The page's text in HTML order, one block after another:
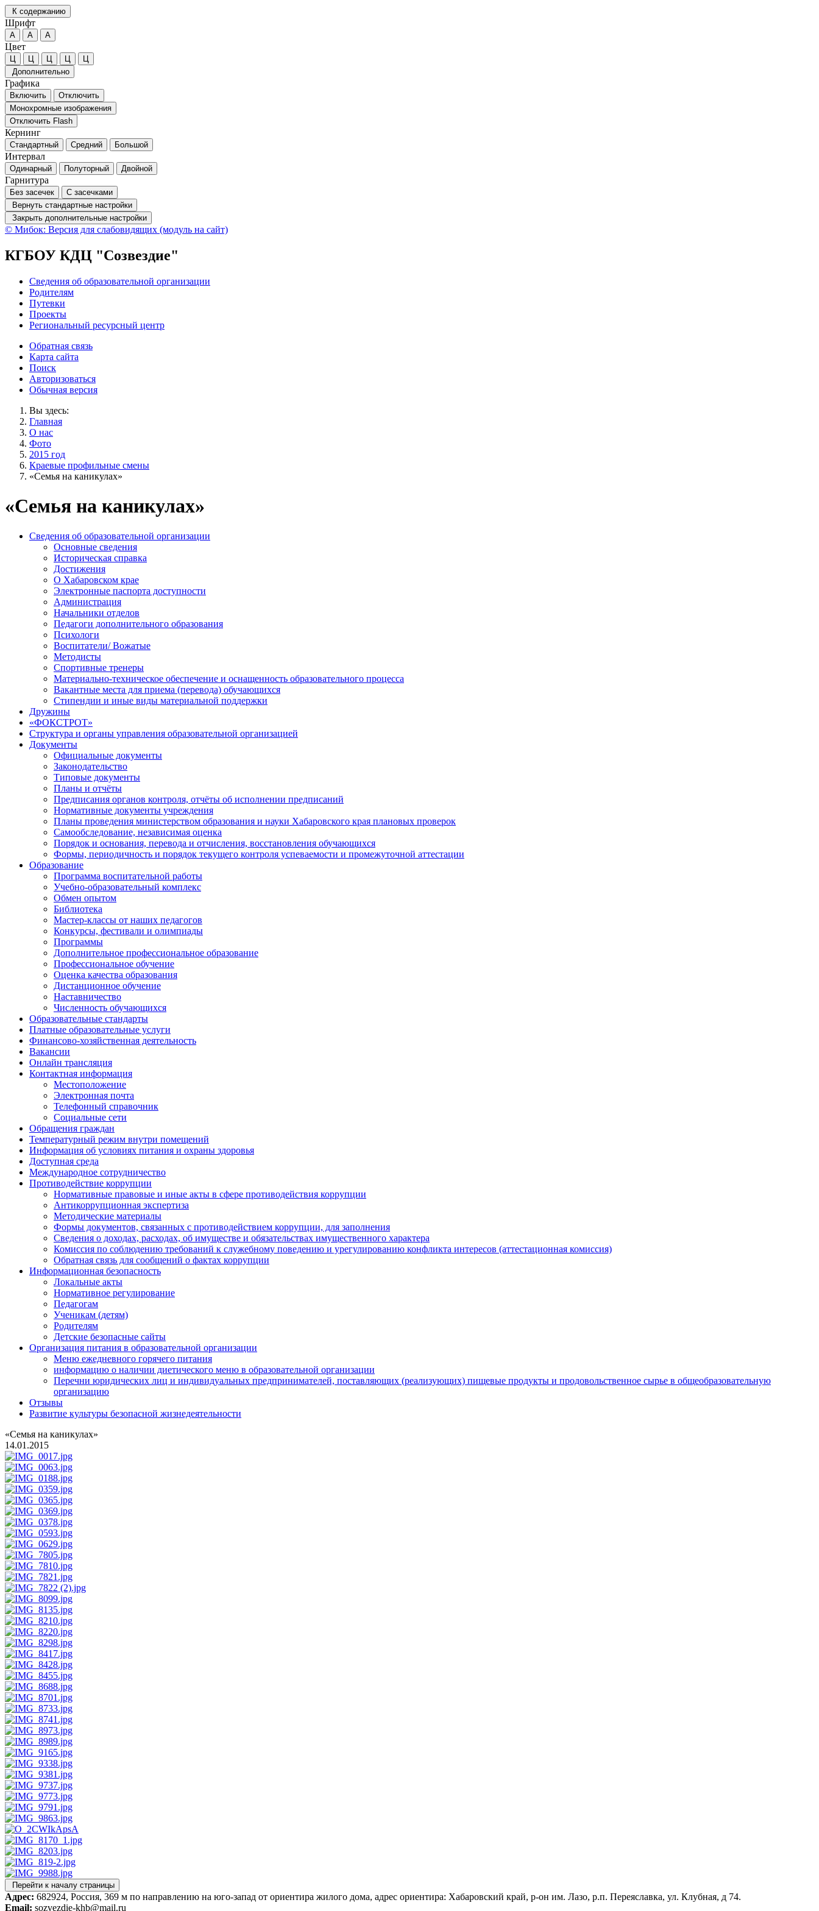
К содержанию
Шрифт
А А А
Цвет
Ц Ц Ц Ц
Ц
Дополнительно
Графика
Включить
Отключить
Монохромные изображения
Отключить Flash
Кернинг
Стандартный Средний Большой
Интервал
Одинарный Полуторный Двойной
Гарнитура
Без засечек
С засечками
Вернуть стандартные настройки
Закрыть дополнительные настройки
© Мибок: Версия для слабовидящих (модуль на сайт)
КГБОУ КДЦ "Созвездие"
Сведения об образовательной организации
Родителям
Путевки
Проекты
Региональный ресурсный центр
Обратная связь
Карта сайта
Поиск
Авторизоваться
Обычная версия
Вы здесь:
Главная
О нас
Фото
2015 год
Краевые профильные смены
«Семья на каникулах»
«Семья на каникулах»
Сведения об образовательной организации
Основные сведения
Историческая справка
Достижения
О Хабаровском крае
Электронные паспорта доступности
Администрация
Начальники отделов
Педагоги дополнительного образования
Психологи
Воспитатели/ Вожатые
Методисты
Спортивные тренеры
Материально-техническое обеспечение и оснащенность образовательного процесса
Вакантные места для приема (перевода) обучающихся
Стипендии и иные виды материальной поддержки
Дружины
«ФОКСТРОТ»
Структура и органы управления образовательной организацией
Документы
Официальные документы
Законодательство
Типовые документы
Планы и отчёты
Предписания органов контроля, отчёты об исполнении предписаний
Нормативные документы учреждения
Планы проведения министерством образования и науки Хабаровского края плановых проверок
Самообследование, независимая оценка
Порядок и основания, перевода и отчисления, восстановления обучающихся
Формы, периодичность и порядок текущего контроля успеваемости и промежуточной аттестации
Образование
Программа воспитательной работы
Учебно-образовательный комплекс
Обмен опытом
Библиотека
Мастер-классы от наших педагогов
Конкурсы, фестивали и олимпиады
Программы
Дополнительное профессиональное образование
Профессиональное обучение
Оценка качества образования
Дистанционное обучение
Наставничество
Численность обучающихся
Образовательные стандарты
Платные образовательные услуги
Финансово-хозяйственная деятельность
Вакансии
Онлайн трансляция
Контактная информация
Местоположение
Электронная почта
Телефонный справочник
Социальные сети
Обращения граждан
Температурный режим внутри помещений
Информация об условиях питания и охраны здоровья
Доступная среда
Международное сотрудничество
Противодействие коррупции
Нормативные правовые и иные акты в сфере противодействия коррупции
Антикоррупционная экспертиза
Методические материалы
Формы документов, связанных с противодействием коррупции, для заполнения
Сведения о доходах, расходах, об имуществе и обязательствах имущественного характера
Комиссия по соблюдению требований к служебному поведению и урегулированию конфликта интересов (аттестационная комиссия)
Обратная связь для сообщений о фактах коррупции
Информационная безопасность
Локальные акты
Нормативное регулирование
Педагогам
Ученикам (детям)
Родителям
Детские безопасные сайты
Организация питания в образовательной организации
Меню ежедневного горячего питания
информацию о наличии диетического меню в образовательной организации
Перечни юридических лиц и индивидуальных предпринимателей, поставляющих (реализующих) пищевые продукты и продовольственное сырье в общеобразовательную
организацию
Отзывы
Развитие культуры безопасной жизнедеятельности
«Семья на каникулах»
14.01.2015
Перейти к началу страницы
Адрес: 682924, Россия, 369 м по направлению на юго-запад от ориентира жилого дома, адрес ориентира: Хабаровский край, р-он им. Лазо, р.п. Переяславка, ул. Клубная, д 74.
Email: sozvezdie-khb@mail.ru